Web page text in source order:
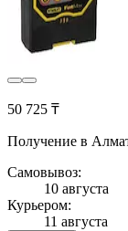
50 725 ₸
Получение в
Самовывоз:
10 августа
Курьером:
11 августа